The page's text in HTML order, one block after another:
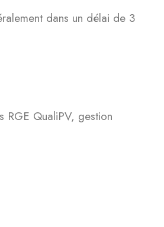
dans un délai de 3
RGE QualiPV, gestion